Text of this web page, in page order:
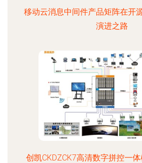
移动云消息中间件产品矩阵在开
演进之路
创凯CKDZCK7高清数字拼控一